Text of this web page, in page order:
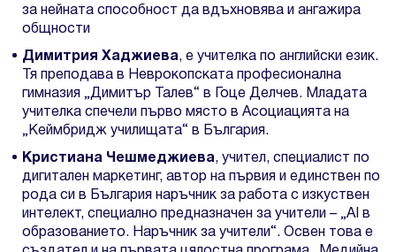
за нейната способност да вдъхновява и ангажира
общности
Димитрия Хаджиева, е учителка по английски език.
Тя преподава в Неврокопската професионална
гимназия „Димитър Талев“ в Гоце Делчев. Младата
учителка спечели първо място в Асоциацията на
„Кеймбридж училищата“ в България.
Кристиана Чешмеджиева, учител, специалист по
дигитален маркетинг, автор на първия и единствен по
рода си в България наръчник за работа с изкуствен
интелект, специално предназначен за учители – „AI в
образованието. Наръчник за учители“. Освен това е